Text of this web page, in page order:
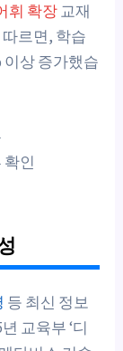
휘 확장교재
르면, 학습
이상 증가했습
확인
등 최신 정보
교육부 ‘디